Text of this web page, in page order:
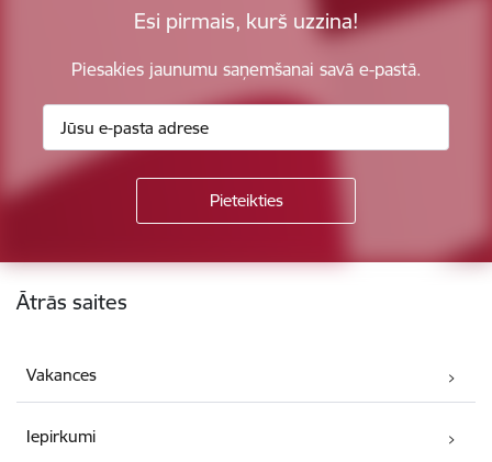
Esi pirmais, kurš uzzina!
Piesakies jaunumu saņemšanai savā e-pastā.
Kājene
Ātrās saites
Vakances
Iepirkumi